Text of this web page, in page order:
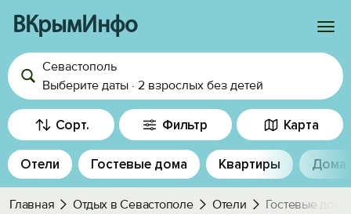
ВКрымИнфо
Войти
Избранное
История просмотра
Добавить свой объект
Севастополь
Выберите даты · 2 взрослых без детей
Сорт. Фильтр Карта
Отели Гостевые дома Квартиры Дома
Главная Отдых в Севастополе Отели Гостевые